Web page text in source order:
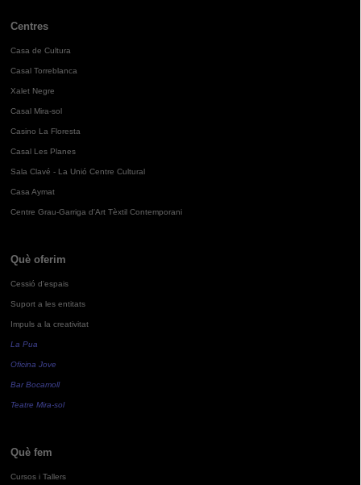
Centres
Casa de Cultura
Casal Torreblanca
Xalet Negre
Casal Mira-sol
Casino La Floresta
Casal Les Planes
Sala Clavé - La Unió Centre Cultural
Casa Aymat
Centre Grau-Garriga d'Art Tèxtil Contemporani
Què oferim
Cessió d'espais
Suport a les entitats
Impuls a la creativitat
La Pua
Oficina Jove
Bar Bocamoll
Teatre Mira-sol
Què fem
Cursos i Tallers